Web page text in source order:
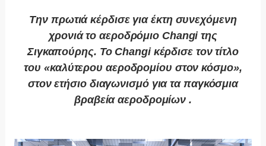
Την πρωτιά κέρδισε για έκτη συνεχόμενη
χρονιά το αεροδρόμιο Changi της
Σιγκαπούρης. Το Changi κέρδισε τον τίτλο
του «καλύτερου αεροδρομίου στον κόσμο»,
στον ετήσιο διαγωνισμό για τα παγκόσμια
βραβεία αεροδρομίων .